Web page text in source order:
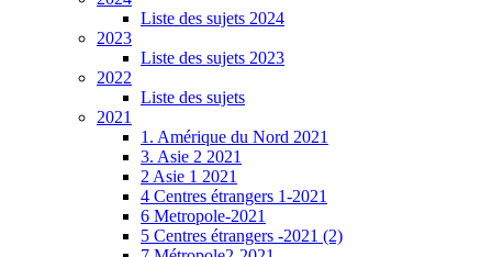
Liste des sujets 2024
2023
Liste des sujets 2023
2022
Liste des sujets
2021
1. Amérique du Nord 2021
3. Asie 2 2021
2 Asie 1 2021
4 Centres étrangers 1-2021
6 Metropole-2021
5 Centres étrangers -2021 (2)